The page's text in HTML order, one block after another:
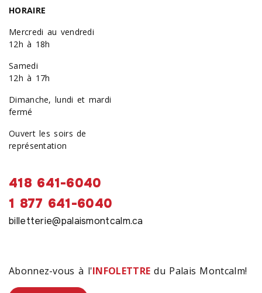
Abonnez-vous à l'INFOLETTRE du Palais Montcalm!
HORAIRE
Mercredi au vendredi
12h à 18h
Samedi
12h à 17h
Dimanche, lundi et mardi
fermé
Ouvert les soirs de
représentation
418 641-6040
1 877 641-6040
billetterie@palaismontcalm.ca